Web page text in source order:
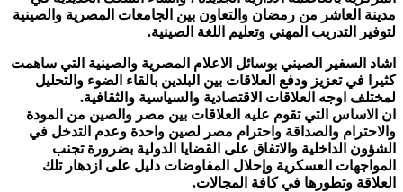
مدينة العاشر من رمضان والتعاون بين الجامعات المصرية والصينية
لتوفير التدريب المهني وتعليم اللغة الصينية.
اشاد السفير الصيني بوسائل الاعلام المصرية والصينية التي ساهمت
كثيرا في تعزيز ودفع العلاقات بين البلدين بالقاء الضوء والتحليل
لمختلف اوجه العلاقات الاقتصادية والسياسية والثقافية.
ان الاساس التي تقوم عليه العلاقات بين مصر والصين من المودة
والاحترام والصداقة واحترام مصر لصين واحدة وعدم التدخل في
الشؤون الداخلية والاتفاق على القضايا الدولية بضرورة تجنب
المواجهات العسكرية وإحلال المفاوضات دليل على ازدهار تلك
العلاقة وتطورها في كافة المجالات.